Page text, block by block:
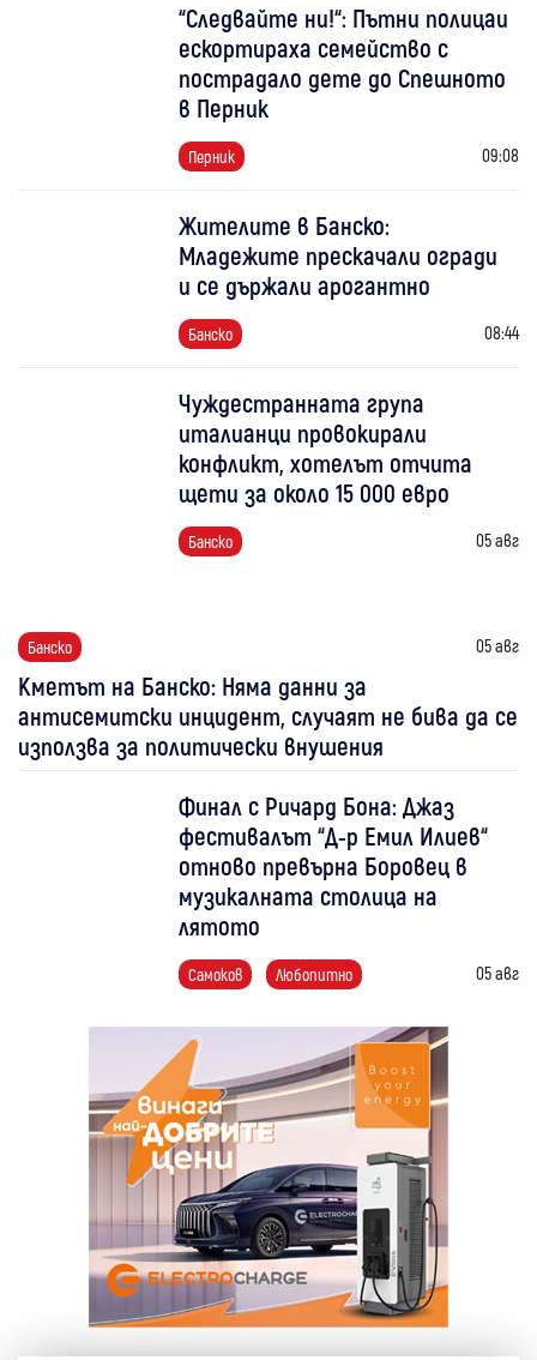
“Следвайте ни!“: Пътни полицаи
ескортираха семейство с
пострадало дете до Спешното
в Перник
Перник 09:08
Жителите в Банско:
Младежите прескачали огради
и се държали арогантно
Банско 08:44
Чуждестранната група
италианци провокирали
конфликт, хотелът отчита
щети за около 15 000 евро
Банско 05 авг
Банско 05 авг
Кметът на Банско: Няма данни за
антисемитски инцидент, случаят не бива да се
използва за политически внушения
Финал с Ричард Бона: Джаз
фестивалът “Д-р Емил Илиев“
отново превърна Боровец в
музикалната столица на
лятото
Самоков Любопитно 05 авг